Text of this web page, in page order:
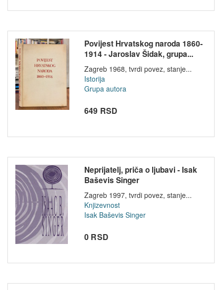
Povijest Hrvatskog naroda 1860-
1914 - Jaroslav Šidak, grupa...
Zagreb 1968, tvrdi povez, stanje...
Istorija
Grupa autora
649 RSD
Neprijatelj, priča o ljubavi - Isak
Baševis Singer
Zagreb 1997, tvrdi povez, stanje...
Knjizevnost
Isak Baševis Singer
0 RSD